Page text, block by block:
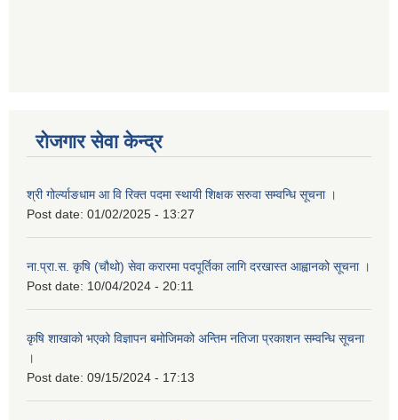
रोजगार सेवा केन्द्र
श्री गोर्ल्याङधाम आ वि रिक्त पदमा स्थायी शिक्षक सरुवा सम्वन्धि सूचना ।
Post date: 01/02/2025 - 13:27
ना.प्रा.स. कृषि (चौथो) सेवा करारमा पदपूर्तिका लागि दरखास्त आह्वानको सूचना ।
Post date: 10/04/2024 - 20:11
कृषि शाखाको भएको विज्ञापन बमोजिमको अन्तिम नतिजा प्रकाशन सम्वन्धि सूचना
।
Post date: 09/15/2024 - 17:13